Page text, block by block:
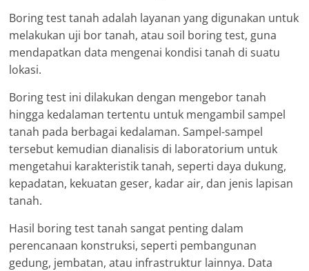
Boring test tanah adalah layanan yang digunakan untuk
melakukan uji bor tanah, atau soil boring test, guna
mendapatkan data mengenai kondisi tanah di suatu
lokasi.
Boring test ini dilakukan dengan mengebor tanah
hingga kedalaman tertentu untuk mengambil sampel
tanah pada berbagai kedalaman. Sampel-sampel
tersebut kemudian dianalisis di laboratorium untuk
mengetahui karakteristik tanah, seperti daya dukung,
kepadatan, kekuatan geser, kadar air, dan jenis lapisan
tanah.
Hasil boring test tanah sangat penting dalam
perencanaan konstruksi, seperti pembangunan
gedung, jembatan, atau infrastruktur lainnya. Data